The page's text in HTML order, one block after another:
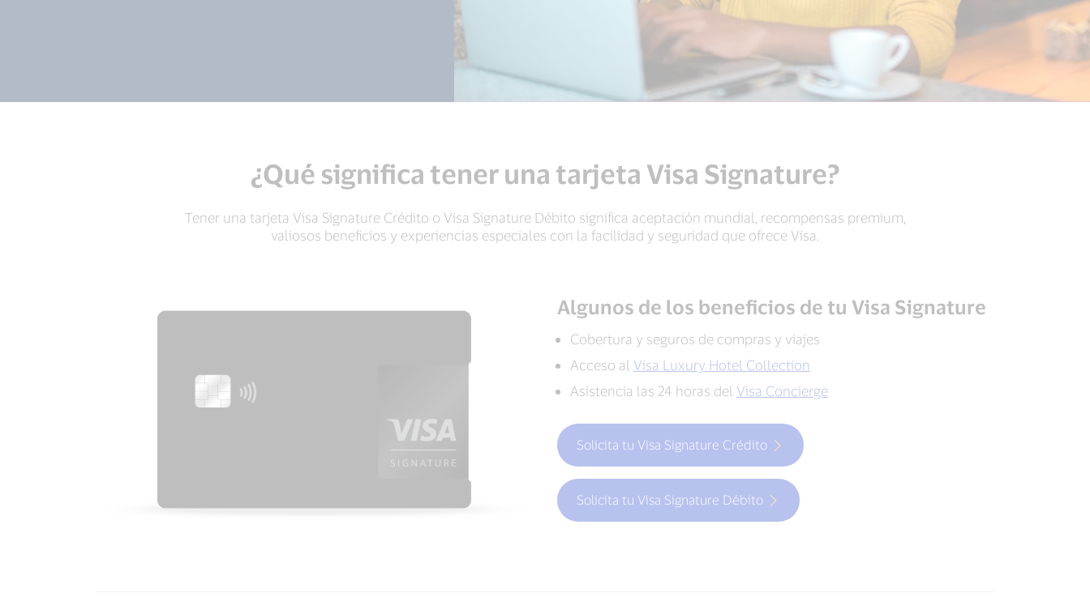
¿Qué significa tener una tarjeta Visa Signature?
Tener una tarjeta Visa Signature Crédito o Visa Signature Débito significa aceptación mundial, recompensas premium,
valiosos beneficios y experiencias especiales con la facilidad y seguridad que ofrece Visa.
Algunos de los beneficios de tu Visa Signature
Cobertura y seguros de compras y viajes
Acceso al Visa Luxury Hotel Collection
Asistencia las 24 horas del Visa Concierge
Solicita tu Visa Signature Crédito
Solicita tu Visa Signature Débito